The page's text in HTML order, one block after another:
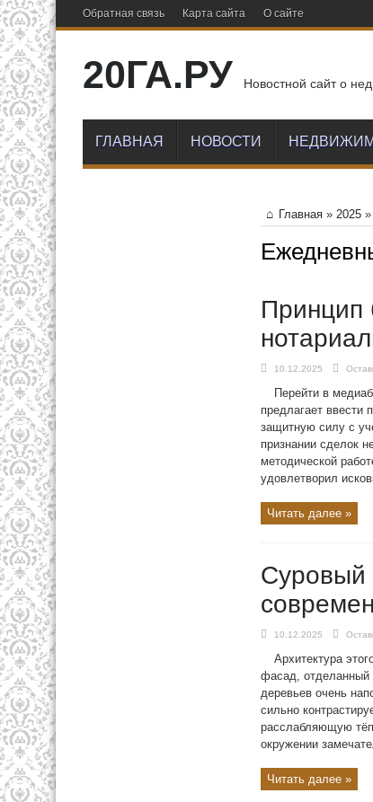
Обратная связь Карта сайта О сайте
20ГА.РУ Новостной сайт о
ГЛАВНАЯ НОВОСТИ
Главная » 2025 »
Принцип
10.12.2025
Перейти в
предлагает ввести
защитную силу с
признании сделок
методической
удовлетворил
Читать далее »
Суровый
10.12.2025
Архитектура
фасад, отделанный
деревьев очень
сильно
расслабляющую
окружении
Читать далее »